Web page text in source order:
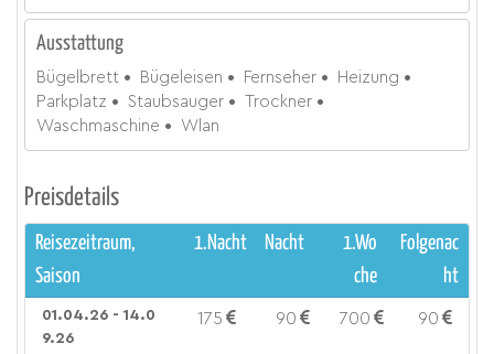
Ausstattung
Bügelbrett Bügeleisen Fernseher
Heizung
Parkplatz
Staubsauger
Trockner
Waschmaschine
Wlan
Preisdetails
Reisezeitraum,
Saison
1.Nacht Nacht
1.Wo
che
Folgenac
ht
01.04.26 - 14.0
9.26
175 90 700 90